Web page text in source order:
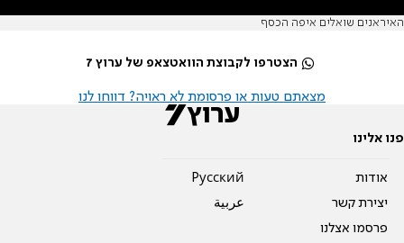
האיראנים שואלים איפה הכסף
הצטרפו לקבוצת הוואטצאפ של ערוץ 7
מצאתם טעות או פרסומת לא ראויה? דווחו לנו
פנו אלינו
אודות
יצירת קשר
פרסמו אצלנו
Pусский
عربية